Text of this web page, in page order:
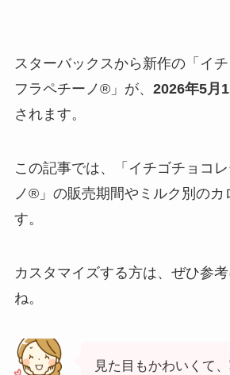
スターバックスから新作の「イ
フラペチーノ®」が、 2026年5月
されます。
この記事では、「イチゴチョコ
ノ®」の販売期間やミルク別のカ
す。
カスタマイズする方は、ぜひ参
ね。
見た目もかわいくて